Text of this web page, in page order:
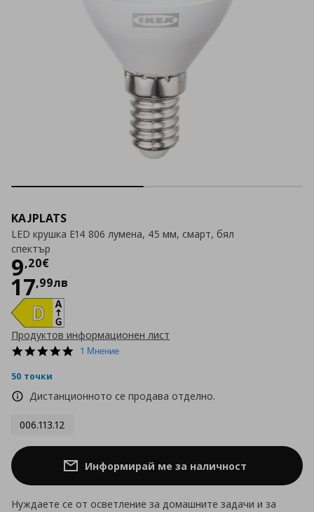
KAJPLATS
LED крушка E14 806 лумена, 45 мм, смарт, бял
спектър
9,20€
Цена
17,99лв
Продуктов информационен лист
5.01 Мнение
50 точки
Дистанционното се продава отделно.
006.113.12
Информирай ме за наличност
Нуждаете се от осветление за домашните задачи и за